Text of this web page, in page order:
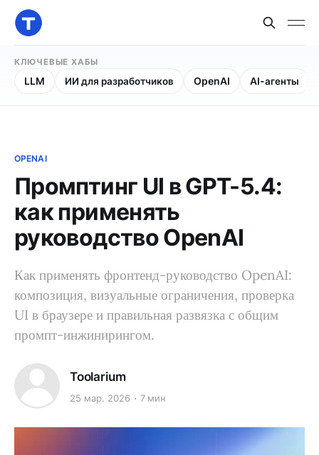
КЛЮЧЕВЫЕ ХАБЫ
LLM ИИ для разработчиков OpenAI AI-агенты
OPENAI
Промптинг UI в GPT-5.4:
как применять
руководство OpenAI
Как применять фронтенд-руководство OpenAI:
композиция, визуальные ограничения, проверка
UI в браузере и правильная развязка с общим
промпт-инжинирингом.
Toolarium
25 мар. 2026 7 мин